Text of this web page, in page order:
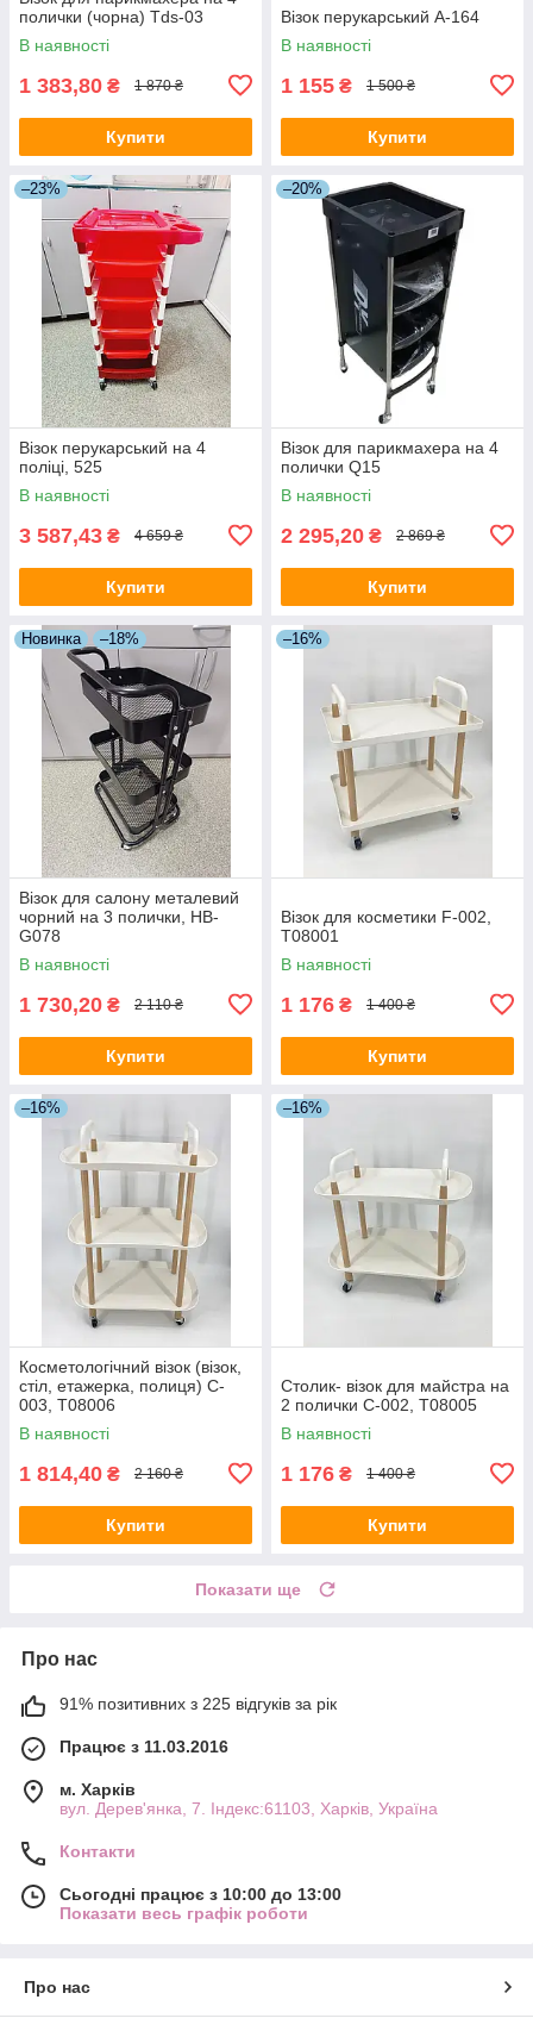
полички (чорна) Tds-03
В наявності
1 383,80 ₴ 1 870 ₴
Купити
Візок перукарський A-164
В наявності
1 155 ₴ 1 500 ₴
Купити
–23%
Візок перукарський на 4
поліці, 525
В наявності
3 587,43 ₴ 4 659 ₴
Купити
–20%
Візок для парикмахера на 4
полички Q15
В наявності
2 295,20 ₴ 2 869 ₴
Купити
Новинка –18%
Візок для салону металевий
чорний на 3 полички, HB-
G078
В наявності
1 730,20 ₴ 2 110 ₴
Купити
–16%
Візок для косметики F-002,
Т08001
В наявності
1 176 ₴ 1 400 ₴
Купити
–16%
Косметологічний візок (візок,
стіл, етажерка, полиця) C-
003, Т08006
В наявності
1 814,40 ₴ 2 160 ₴
Купити
–16%
Столик- візок для майстра на
2 полички C-002, Т08005
В наявності
1 176 ₴ 1 400 ₴
Купити
Показати ще
Про нас
91% позитивних з 225 відгуків за рік
Працює з 11.03.2016
м. Харків
вул. Дерев'янка, 7. Індекс:61103, Харків, Україна
Контакти
Сьогодні працює з 10:00 до 13:00
Показати весь графік роботи
Про нас